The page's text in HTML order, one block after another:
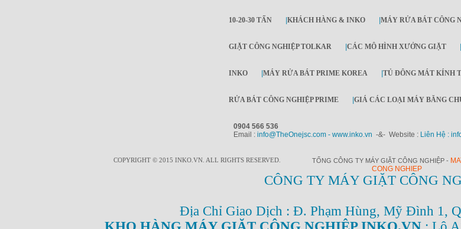
10-20-30 TẤN |KHÁCH HÀNG & INKO |MÁY RỬA BÁT CÔNG
GIẶT CÔNG NGHIỆP TOLKAR |CÁC MÔ HÌNH XƯỞNG GIẶT |
INKO |MÁY RỬA BÁT PRIME KOREA |TỦ ĐÔNG MÁT KÍNH
RỬA BÁT CÔNG NGHIỆP PRIME |GIÁ CÁC LOẠI MÁY BĂNG
0904 566 536
Email : info@TheOnejsc.com - www.inko.vn -&- Website : Liên Hệ :
COPYRIGHT © 2015 INKO.VN. ALL RIGHTS RESERVED. TỔNG CÔNG TY MÁY GIẶT CÔNG NGHIỆP -
CONG NGHIEP
CÔNG TY MÁY GIẶT CÔNG
Địa Chỉ Giao Dịch : Đ. Phạm Hùng, Mỹ Đình 1,